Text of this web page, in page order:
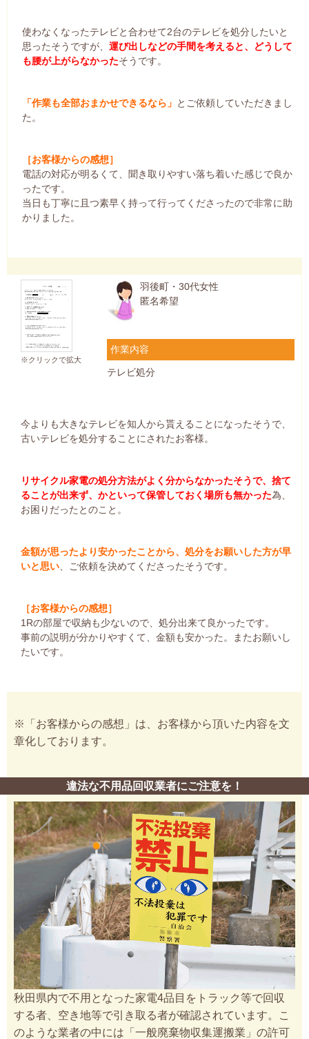
使わなくなったテレビと合わせて2台のテレビを処分したいと
思ったそうですが、 運び出しなどの手間を考えると、どうして
も腰が上がらなかったそうです。
「作業も全部おまかせできるなら」 とご依頼していただきまし
た。
［お客様からの感想］
電話の対応が明るくて、聞き取りやすい落ち着いた感じで良か
ったです。
当日も丁寧に且つ素早く持って行ってくださったので非常に助
かりました。
※クリックで拡大
羽後町・30代女性
匿名希望
作業内容
テレビ処分
今よりも大きなテレビを知人から貰えることになったそうで、
古いテレビを処分することにされたお客様。
リサイクル家電の処分方法がよく分からなかったそうで、捨て
ることが出来ず、かといって保管しておく場所も無かった為、
お困りだったとのこと。
金額が思ったより安かったことから、処分をお願いした方が早
いと思い、ご依頼を決めてくださったそうです。
［お客様からの感想］
1Rの部屋で収納も少ないので、処分出来て良かったです。
事前の説明が分かりやすくて、金額も安かった。またお願いし
たいです。
※「お客様からの感想」は、お客様から頂いた内容を文
章化しております。
違法な不用品回収業者にご注意を！
秋田県内で不用となった家電4品目をトラック等で回収
する者、空き地等で引き取る者が確認されています。こ
のような業者の中には「一般廃棄物収集運搬業」の許可